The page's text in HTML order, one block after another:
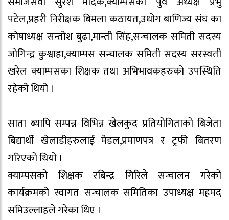
पटेल,प्रहरी निरीक्षक बिमला कठायत,उधोग बाणिज्य संघ का
कोषाध्यक्ष सन्तोश बुढा,मान्ती सिंह,सन्चालक समिती सदस्य
जोगिन्द्र कुश्वाहा,क्याम्पस सन्चालक समिती सदस्य सरस्वती
खरेल क्याम्पसका शिक्षक तथा अभिभावकहरुको उपस्थिति
रहेको थियो ।
साता ब्यापि सम्पन्न विभिन्न खेलकुद प्रतियोगिताको बिजेता
बिद्यार्थी खेलाडीहरुलाई मेडल,प्रमाणपत्र र ट्रफी बितरण
गरिएको थियो ।
क्याम्पसको शिक्षक रबिन्द्र गिरिले सन्चालन गरेको
कार्यक्रमको स्वागत सन्चालक समितिका उपाध्यक्ष महमद
समिउल्लाहले गरेका थिए ।